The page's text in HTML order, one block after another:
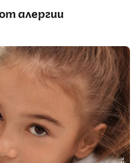
алергии